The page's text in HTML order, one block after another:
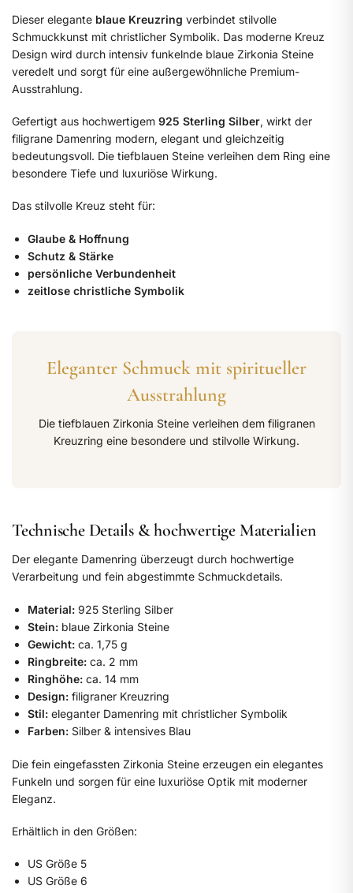
Dieser elegante blaue Kreuzring verbindet stilvolle
Schmuckkunst mit christlicher Symbolik. Das moderne Kreuz
Design wird durch intensiv funkelnde blaue Zirkonia Steine
veredelt und sorgt für eine außergewöhnliche Premium-
Ausstrahlung.
Gefertigt aus hochwertigem 925 Sterling Silber, wirkt der
filigrane Damenring modern, elegant und gleichzeitig
bedeutungsvoll. Die tiefblauen Steine verleihen dem Ring eine
besondere Tiefe und luxuriöse Wirkung.
Das stilvolle Kreuz steht für:
Glaube & Hoffnung
Schutz & Stärke
persönliche Verbundenheit
zeitlose christliche Symbolik
Eleganter Schmuck mit spiritueller
Ausstrahlung
Die tiefblauen Zirkonia Steine verleihen dem filigranen
Kreuzring eine besondere und stilvolle Wirkung.
Technische Details & hochwertige Materialien
Der elegante Damenring überzeugt durch hochwertige
Verarbeitung und fein abgestimmte Schmuckdetails.
Material: 925 Sterling Silber
Stein: blaue Zirkonia Steine
Gewicht: ca. 1,75 g
Ringbreite: ca. 2 mm
Ringhöhe: ca. 14 mm
Design: filigraner Kreuzring
Stil: eleganter Damenring mit christlicher Symbolik
Farben: Silber & intensives Blau
Die fein eingefassten Zirkonia Steine erzeugen ein elegantes
Funkeln und sorgen für eine luxuriöse Optik mit moderner
Eleganz.
Erhältlich in den Größen:
US Größe 5
US Größe 6